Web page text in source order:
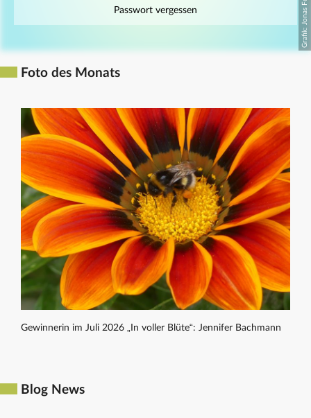
Passwort vergessen
Foto des Monats
Gewinnerin im Juli 2026 „In voller Blüte“: Jennifer Bachmann
Blog News